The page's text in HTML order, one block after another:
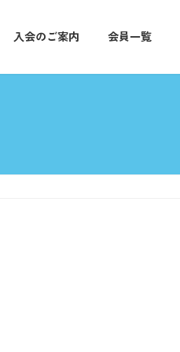
入会のご案内 会員一覧